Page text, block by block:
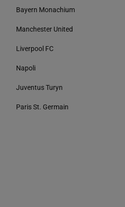
Bayern Monachium
Manchester United
Liverpool FC
Napoli
Juventus Turyn
Paris St. Germain